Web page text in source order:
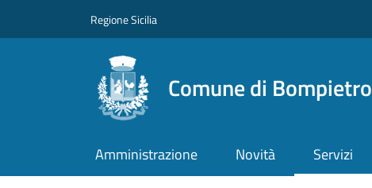
Regione Sicilia
Comune di Bompietro
Amministrazione Novità Servizi